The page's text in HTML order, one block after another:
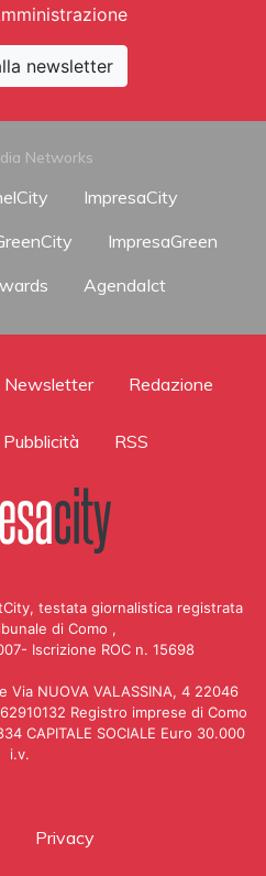
newsletter
Networks
ImpresaCity
ImpresaGreen
AgendaIct
Newsletter Redazione
Pubblicità RSS
testata giornalistica registrata
di Como ,
Iscrizione ROC n. 15698
Via NUOVA VALASSINA, 4 22046
Registro imprese di Como
CAPITALE SOCIALE Euro 30.000
i.v.
Privacy